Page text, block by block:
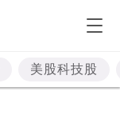
美股科技股